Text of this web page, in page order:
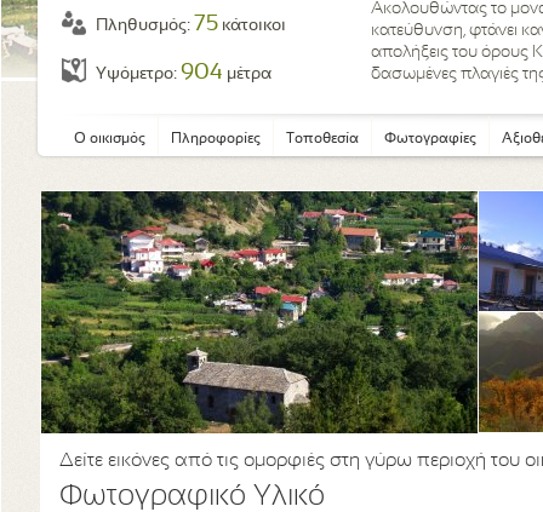
Πληθυσμός: 75 κάτοικοι
Υψόμετρο: 904 μέτρα
Ακολουθώντας το
κατεύθυνση, φτάνει
απολήξεις του όρους
δασωμένες πλαγιές
Ο οικισμός Πληροφορίες Τοποθεσία Φωτογραφίες
Δείτε εικόνες από τις ομορφιές στη γύρω περιοχή του
Φωτογραφικό Υλικό